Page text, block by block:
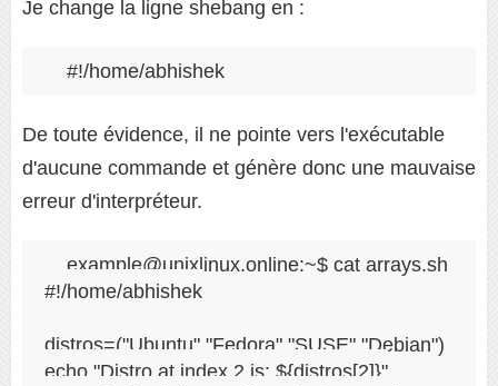
Je change la ligne shebang en :
#!/home/abhishek
De toute évidence, il ne pointe vers l'exécutable
d'aucune commande et génère donc une mauvaise
erreur d'interpréteur.
example@unixlinux.online:~$ cat arrays.sh
#!/home/abhishek
distros=("Ubuntu" "Fedora" "SUSE" "Debian")
echo "Distro at index 2 is: ${distros[2]}"